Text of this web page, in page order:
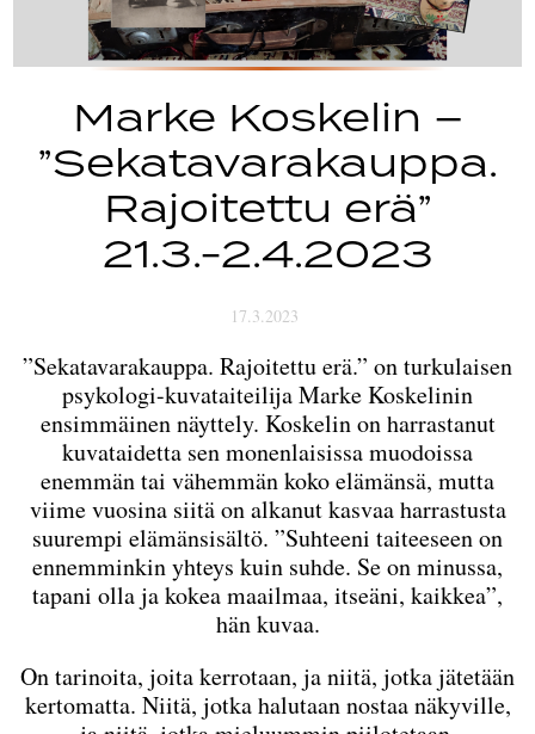
Marke Koskelin –
”Sekatavarakauppa.
Rajoitettu erä”
21.3.-2.4.2023
17.3.2023
”Sekatavarakauppa. Rajoitettu erä.” on turkulaisen
psykologi-kuvataiteilija Marke Koskelinin
ensimmäinen näyttely. Koskelin on harrastanut
kuvataidetta sen monenlaisissa muodoissa
enemmän tai vähemmän koko elämänsä, mutta
viime vuosina siitä on alkanut kasvaa harrastusta
suurempi elämänsisältö. ”Suhteeni taiteeseen on
ennemminkin yhteys kuin suhde. Se on minussa,
tapani olla ja kokea maailmaa, itseäni, kaikkea”,
hän kuvaa.
On tarinoita, joita kerrotaan, ja niitä, jotka jätetään
kertomatta. Niitä, jotka halutaan nostaa näkyville,